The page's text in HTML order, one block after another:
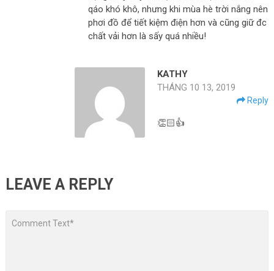
qáo khó khô, nhưng khi mùa hè trời nắng nên
phơi đồ để tiết kiệm điện hơn và cũng giữ đc
chất vải hơn là sấy quá nhiều!
KATHY
THÁNG 10 13, 2019
Reply
👏🏻👍
LEAVE A REPLY